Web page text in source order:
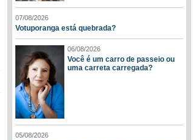
07/08/2026
Votuporanga está quebrada?
06/08/2026
Você é um carro de passeio ou
uma carreta carregada?
05/08/2026